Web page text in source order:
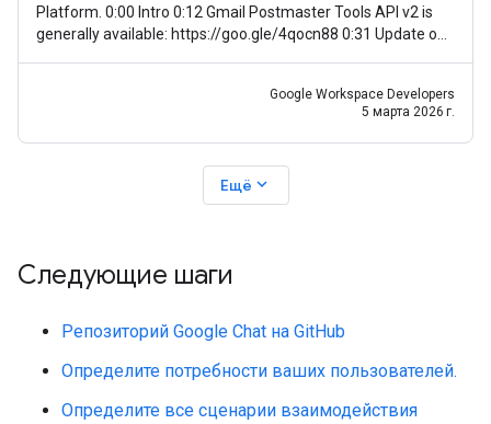
Platform. 0:00 Intro 0:12 Gmail Postmaster Tools API v2 is
generally available: https://goo.gle/4qocn88 0:31 Update on
Google Workspace Developers
5 марта 2026 г.
Ещё expand_more
Следующие шаги
Репозиторий Google Chat на GitHub
Определите потребности ваших пользователей.
Определите все сценарии взаимодействия